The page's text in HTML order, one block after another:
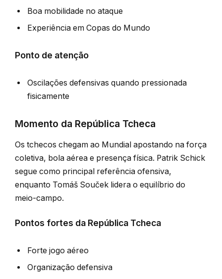
Boa mobilidade no ataque
Experiência em Copas do Mundo
Ponto de atenção
Oscilações defensivas quando pressionada
fisicamente
Momento da República Tcheca
Os tchecos chegam ao Mundial apostando na força
coletiva, bola aérea e presença física. Patrik Schick
segue como principal referência ofensiva,
enquanto Tomáš Souček lidera o equilíbrio do
meio-campo.
Pontos fortes da República Tcheca
Forte jogo aéreo
Organização defensiva